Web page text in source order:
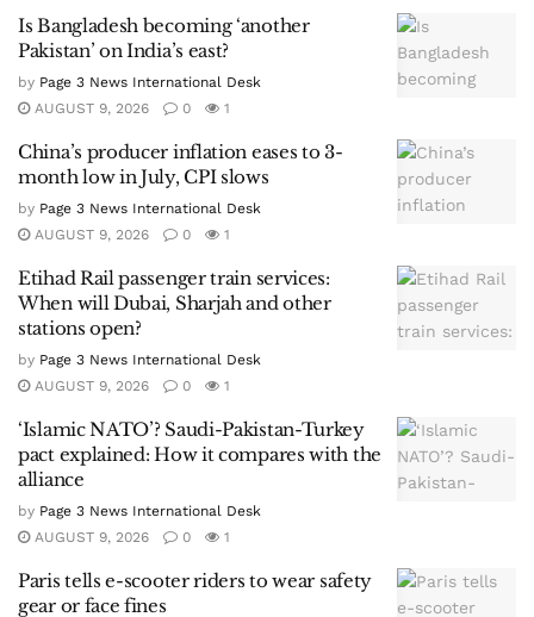
Is Bangladesh becoming ‘another
Pakistan’ on India’s east?
by Page 3 News International Desk
AUGUST 9, 2026
0 1
China’s producer inflation eases to 3-
month low in July, CPI slows
by Page 3 News International Desk
AUGUST 9, 2026
0 1
Etihad Rail passenger train services:
When will Dubai, Sharjah and other
stations open?
by Page 3 News International Desk
AUGUST 9, 2026
0 1
‘Islamic NATO’? Saudi-Pakistan-Turkey
pact explained: How it compares with the
alliance
by Page 3 News International Desk
AUGUST 9, 2026
0 1
Paris tells e-scooter riders to wear safety
gear or face fines